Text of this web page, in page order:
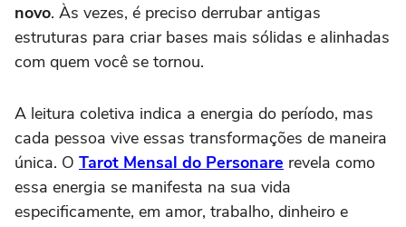
novo. Às vezes, é preciso derrubar antigas
estruturas para criar bases mais sólidas e alinhadas
com quem você se tornou.
A leitura coletiva indica a energia do período, mas
cada pessoa vive essas transformações de maneira
única. O Tarot Mensal do Personare revela como
essa energia se manifesta na sua vida
especificamente, em amor, trabalho, dinheiro e